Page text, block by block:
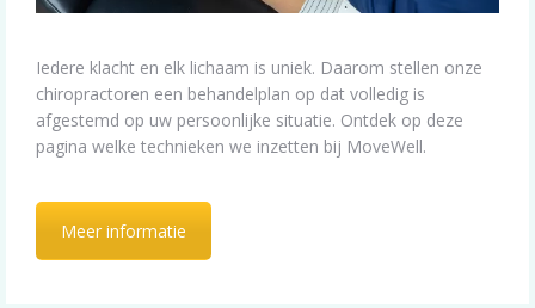
Iedere klacht en elk lichaam is uniek. Daarom stellen onze
chiropractoren een behandelplan op dat volledig is
afgestemd op uw persoonlijke situatie. Ontdek op deze
pagina welke technieken we inzetten bij MoveWell.
Meer informatie